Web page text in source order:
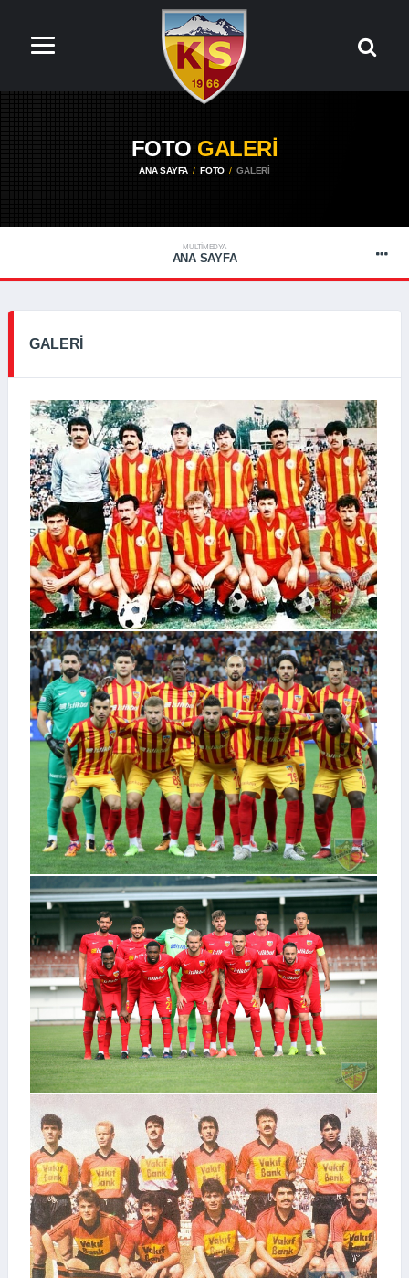
FOTO GALERİ
ANA SAYFA FOTO GALERI
MULTIMEDYA
ANA SAYFA
GALERI